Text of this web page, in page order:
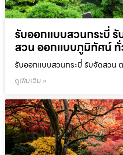
รับออกแบบสวนกระบี่
สวน ออกแบบภูมิทัศน์ ทั่
รับออกแบบสวนกระบี่ รับจัดสวน
ดูเพิ่มเติม »